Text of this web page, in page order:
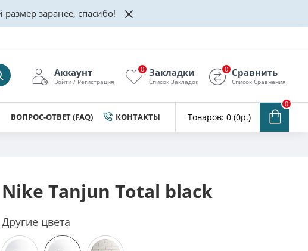
заранее, спасибо!
Аккаунт
Войти / Регистрация
Закладки
Список Закладок
0 Сравнить
Список Сравнения
0
ВОПРОС-ОТВЕТ (FAQ) КОНТАКТЫ Товаров: 0 (0р.)
0
Nike Tanjun Total black
Другие цвета